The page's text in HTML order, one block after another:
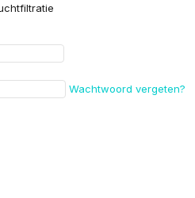
Wachtwoord vergeten?